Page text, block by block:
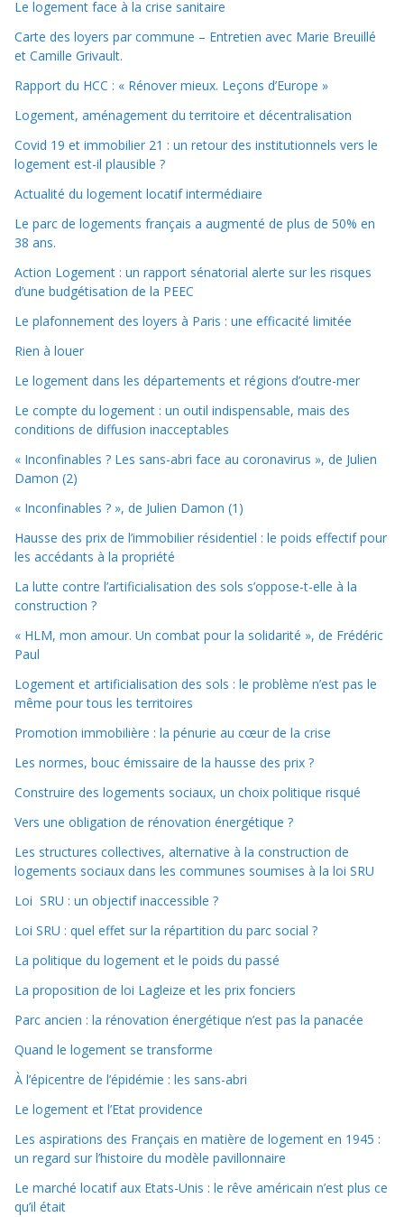
Le logement face à la crise sanitaire
Carte des loyers par commune – Entretien avec Marie Breuillé
et Camille Grivault.
Rapport du HCC : « Rénover mieux. Leçons d’Europe »
Logement, aménagement du territoire et décentralisation
Covid 19 et immobilier 21 : un retour des institutionnels vers le
logement est-il plausible ?
Actualité du logement locatif intermédiaire
Le parc de logements français a augmenté de plus de 50% en
38 ans.
Action Logement : un rapport sénatorial alerte sur les risques
d’une budgétisation de la PEEC
Le plafonnement des loyers à Paris : une efficacité limitée
Rien à louer
Le logement dans les départements et régions d’outre-mer
Le compte du logement : un outil indispensable, mais des
conditions de diffusion inacceptables
« Inconfinables ? Les sans-abri face au coronavirus », de Julien
Damon (2)
« Inconfinables ? », de Julien Damon (1)
Hausse des prix de l’immobilier résidentiel : le poids effectif pour
les accédants à la propriété
La lutte contre l’artificialisation des sols s’oppose-t-elle à la
construction ?
« HLM, mon amour. Un combat pour la solidarité », de Frédéric
Paul
Logement et artificialisation des sols : le problème n’est pas le
même pour tous les territoires
Promotion immobilière : la pénurie au cœur de la crise
Les normes, bouc émissaire de la hausse des prix ?
Construire des logements sociaux, un choix politique risqué
Vers une obligation de rénovation énergétique ?
Les structures collectives, alternative à la construction de
logements sociaux dans les communes soumises à la loi SRU
Loi SRU : un objectif inaccessible ?
Loi SRU : quel effet sur la répartition du parc social ?
La politique du logement et le poids du passé
La proposition de loi Lagleize et les prix fonciers
Parc ancien : la rénovation énergétique n’est pas la panacée
Quand le logement se transforme
À l’épicentre de l’épidémie : les sans-abri
Le logement et l’Etat providence
Les aspirations des Français en matière de logement en 1945 :
un regard sur l’histoire du modèle pavillonnaire
Le marché locatif aux Etats-Unis : le rêve américain n’est plus ce
qu’il était